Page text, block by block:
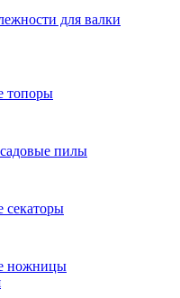
для валки
топоры
пилы
секаторы
ножницы